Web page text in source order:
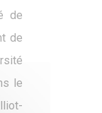
de
de
le